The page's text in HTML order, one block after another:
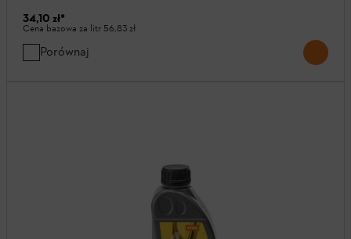
34,10 zł*
Cena bazowa za litr56,83 zł
Porównaj